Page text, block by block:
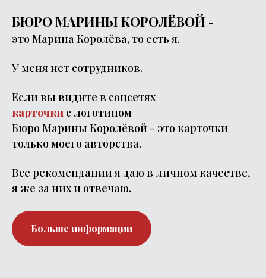
БЮРО МАРИНЫ КОРОЛЁВОЙ -
это Марина Королёва, то есть я.
У меня нет сотрудников.
Если вы видите в соцсетях
карточки с логотипом
Бюро Марины Королёвой - это карточки
только моего авторства.
Все рекомендации я даю в личном качестве,
я же за них и отвечаю.
Больше информации